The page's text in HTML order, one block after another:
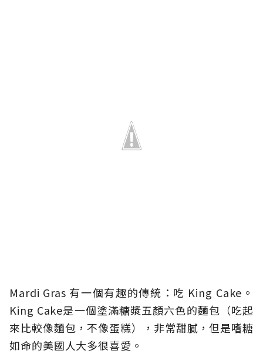
Mardi Gras 有一個有趣的傳統：吃 King Cake。
King Cake是一個塗滿糖漿五顏六色的麵包（吃起
來比較像麵包，不像蛋糕），非常甜膩，但是嗜糖
如命的美國人大多很喜愛。